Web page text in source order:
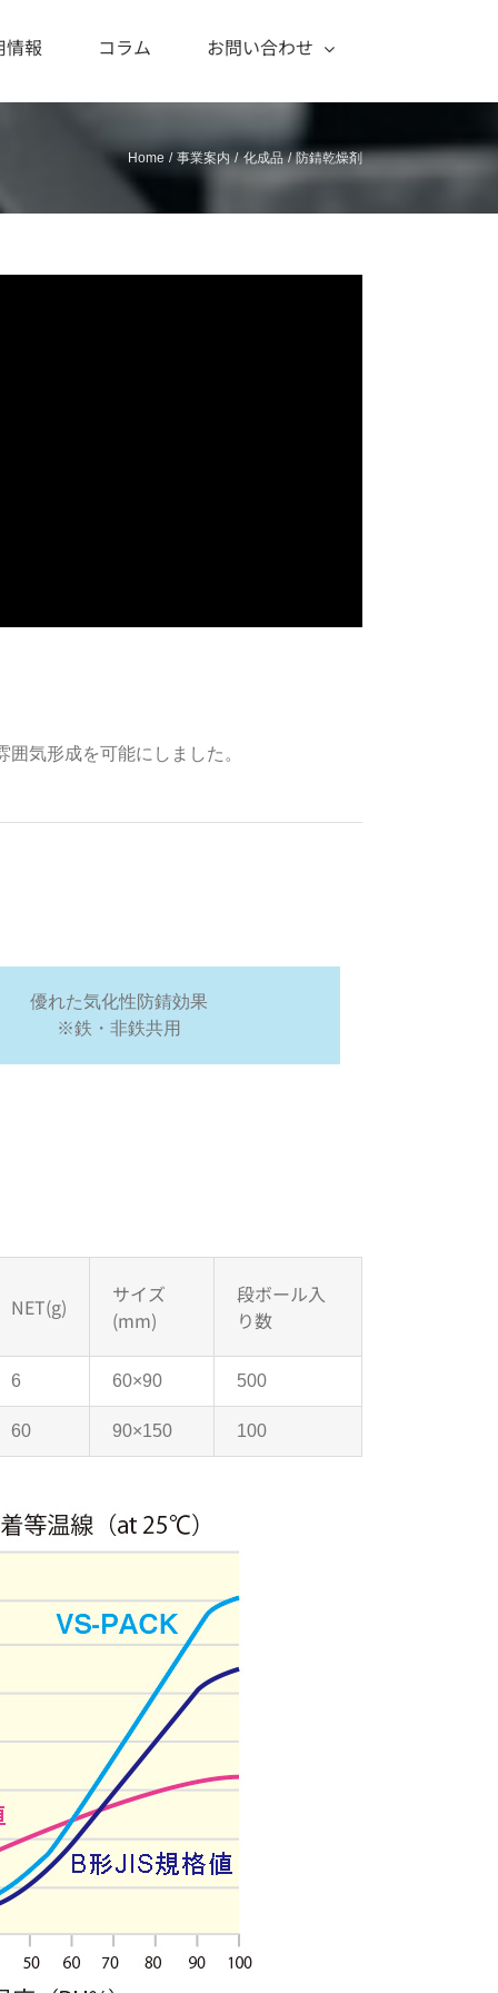
情報 コラム お問い合わせ
Home 事業案内 化成品 防錆乾燥剤
気形成を可能にしました。
優れた気化性防錆効果
※鉄・非鉄共用
NET(g)
サイズ
(mm)
段ボール入
り数
6 60×90 500
60 90×150 100